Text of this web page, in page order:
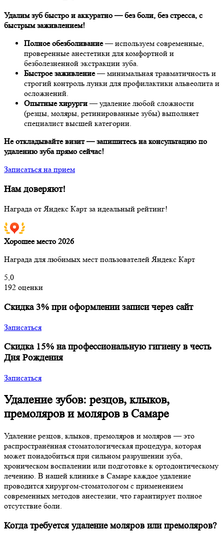
Удалим зуб быстро и аккуратно —без боли, без стресса, с
быстрым заживлением!
Полное обезболивание— используем современные,
проверенные анестетики для комфортной и
безболезненной экстракции зуба.
Быстрое заживление— минимальная травматичность и
строгий контроль лунки для профилактики альвеолита и
осложнений.
Опытные хирурги— удаление любой сложности
(резцы, моляры, ретинированные зубы) выполняет
специалист высшей категории.
Не откладывайте визит — запишитесь на консультацию по
удалению зуба прямо сейчас!
Записаться на прием
Нам доверяют!
Награда от Яндекс Карт за идеальный рейтинг!
Хорошее место 2026
Награда для любимых мест пользователей Яндекс Карт
5,0
192 оценки
Скидка 3% при оформлении записи через сайт
Записаться
Скидка 15% на профессиональную гигиену в честь
Дня Рождения
Записаться
Удаление зубов: резцов, клыков,
премоляров и моляров в Самаре
Удаление резцов, клыков, премоляров и моляров — это
распространённая стоматологическая процедура, которая
может понадобиться при сильном разрушении зуба,
хроническом воспалении или подготовке к ортодонтическому
лечению. В нашей клинике в Самаре каждое удаление
проводится хирургом-стоматологом с применением
современных методов анестезии, что гарантирует полное
отсутствие боли.
Когда требуется удаление моляров или премоляров?